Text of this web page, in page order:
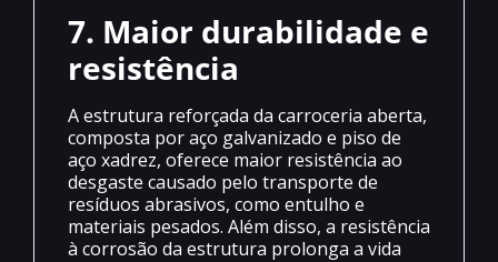
7. Maior durabilidade e
resistência
A estrutura reforçada da carroceria aberta,
composta por aço galvanizado e piso de
aço xadrez, oferece maior resistência ao
desgaste causado pelo transporte de
resíduos abrasivos, como entulho e
materiais pesados. Além disso, a resistência
à corrosão da estrutura prolonga a vida